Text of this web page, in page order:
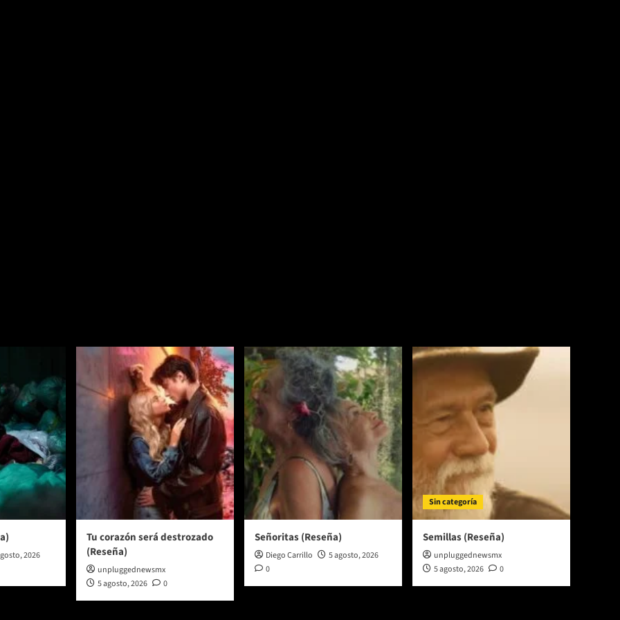
2026
Tu corazón será destrozado
(Reseña)
unpluggednewsmx
5 agosto, 2026
0
Señoritas (Reseña)
Diego Carrillo
5 agosto, 2026
0
Sin categoría
Semillas (Reseña)
unpluggednewsmx
5 agosto, 2026
0